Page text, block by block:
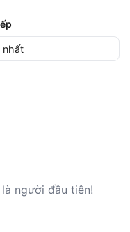
người đầu tiên!